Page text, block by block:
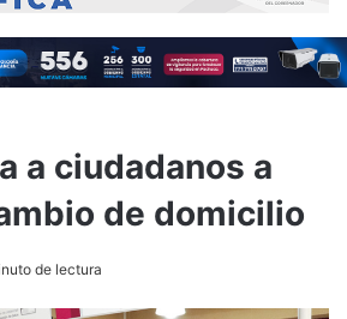
a ciudadanos a
de domicilio
de lectura